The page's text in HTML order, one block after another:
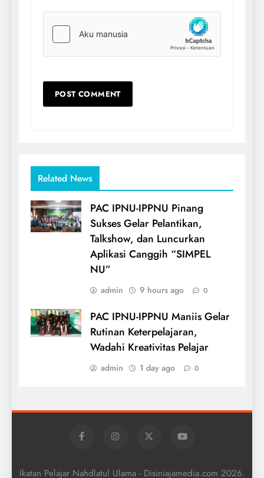
Related News
PAC IPNU-IPPNU Pinang
Sukses Gelar Pelantikan,
Talkshow, dan Luncurkan
Aplikasi Canggih “SIMPEL
NU”
admin 9 hours ago 0
PAC IPNU-IPPNU Maniis Gelar
Rutinan Keterpelajaran,
Wadahi Kreativitas Pelajar
admin 1 day ago 0
Ikatan Pelajar Nahdlatul Ulama - Disiniajamedia.com 2026.